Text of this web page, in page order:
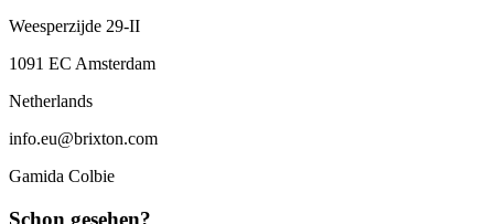
Weesperzijde 29-II
1091 EC Amsterdam
Netherlands
info.eu@brixton.com
Gamida Colbie
Schon gesehen?